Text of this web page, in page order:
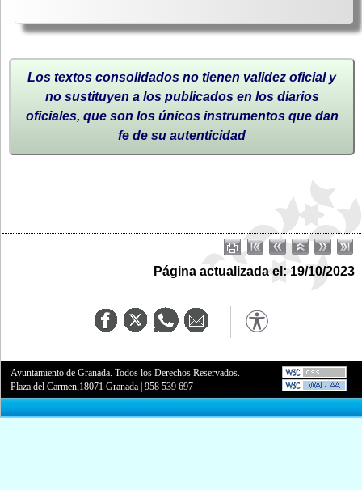
Los textos consolidados no tienen validez oficial y
no sustituyen a los publicados en los diarios
oficiales, que son los únicos instrumentos que dan
fe de su autenticidad
Página actualizada el: 19/10/2023
Ayuntamiento de Granada. Todos los Derechos Reservados.
Plaza del Carmen,18071 Granada |958 539 697